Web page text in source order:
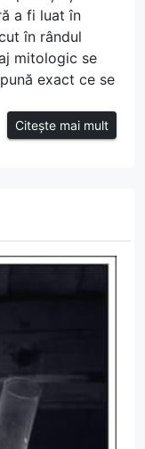
a fi luat în
în rândul
mitologic se
exact ce se
Citește mai mult